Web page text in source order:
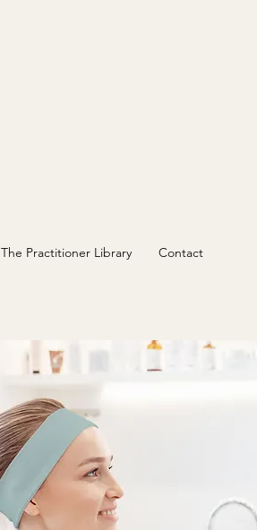
The Practitioner Library Contact